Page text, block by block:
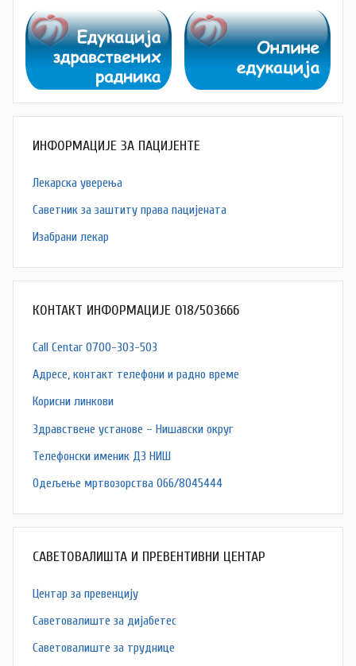
ИНФОРМАЦИЈЕ ЗА ПАЦИЈЕНТЕ
Лекарска уверења
Саветник за заштиту права пацијената
Изабрани лекар
КОНТАКТ ИНФОРМАЦИЈЕ 018/503666
Call Centar 0700-303-503
Адресe, контакт телефони и радно време
Корисни линкови
Здравствене установе – Нишавски округ
Телефонски именик ДЗ НИШ
Одељење мртвозорства 066/8045444
САВЕТОВАЛИШТА И ПРЕВЕНТИВНИ ЦЕНТАР
Центар за превенцију
Саветовалиште за дијабетес
Саветовалиште за труднице